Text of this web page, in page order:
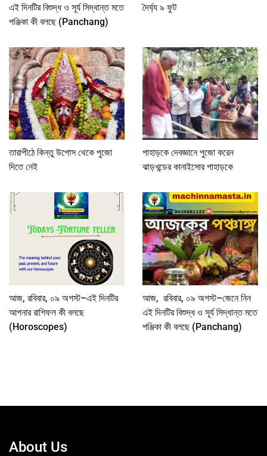
এই দিনটির বিশুদ্ধ ও সূর্য সিদ্ধান্ত মতে
পঞ্জিকা কী বলছে (Panchang)
দৈর্ঘ্য ৯ ফুট
তারাপীঠে কিন্তু উপোস থেকে পুজো
দিতে নেই
পাহাড়কে দেবজ্ঞানে পুজো করেন
ঝাড়খন্ডের কানাইসোর পাহাড়কে
আজ, রবিবার, ০৯ অগস্ট–এই দিনটির
আপনার রাশিফল কী বলছে
(Horoscopes)
আজ, রবিবার, ০৯ অগস্ট–জেনে নিন
এই দিনটির বিশুদ্ধ ও সূর্য সিদ্ধান্ত মতে
পঞ্জিকা কী বলছে (Panchang)
About Us